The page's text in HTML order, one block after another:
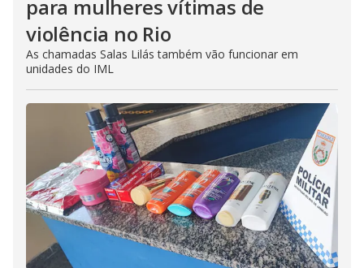
para mulheres vítimas de
violência no Rio
As chamadas Salas Lilás também vão funcionar em
unidades do IML